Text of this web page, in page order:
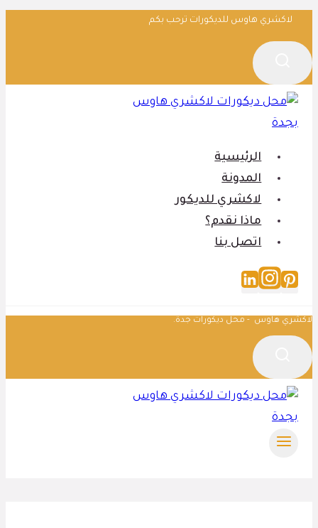
التجاوز
إلى
المحتوى
لاكشري هاوس للديكورات ترحب بكم
الرئيسية
المدونة
لاكشري للديكور
ماذا نقدم؟
اتصل بنا
لاكشري هاوس - محل ديكورات جدة.